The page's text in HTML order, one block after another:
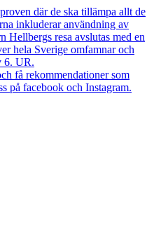
där de ska tillämpa allt de
inkluderar användning av
Hellbergs resa avslutas med en
hela Sverige omfamnar och
6. UR.
få rekommendationer som
på facebook och Instagram.